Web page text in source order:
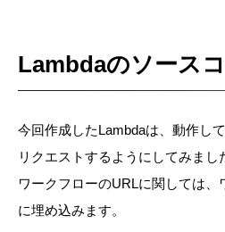
Lambdaのソース
今回作成したLambdaは、動作し
リクエストするようにしてみまし
ワークフローのURLに関しては
に埋め込みます。